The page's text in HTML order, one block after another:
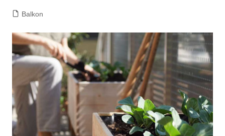
Balkon